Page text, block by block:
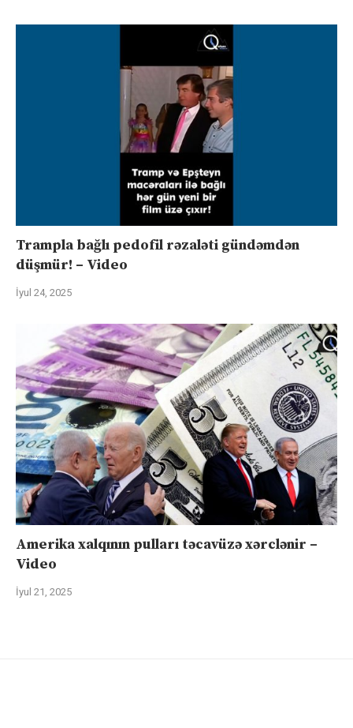
Trampla bağlı pedofil rəzaləti gündəmdən
düşmür! – Video
İyul 24, 2025
Amerika xalqının pulları təcavüzə xərclənir –
Video
İyul 21, 2025